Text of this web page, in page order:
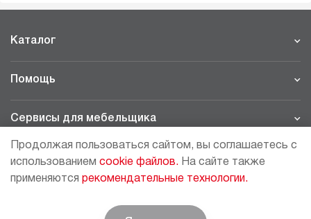
Каталог
Помощь
Сервисы для мебельщика
МОСКВА - ШОУРУМ/СКЛАД
Продолжая пользоваться сайтом, вы соглашаетесь с
использованием cookie файлов. На сайте также
применяются рекомендательные технологии.